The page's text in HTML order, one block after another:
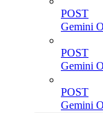
POST
Gemini
POST
Gemini
POST
Gemini